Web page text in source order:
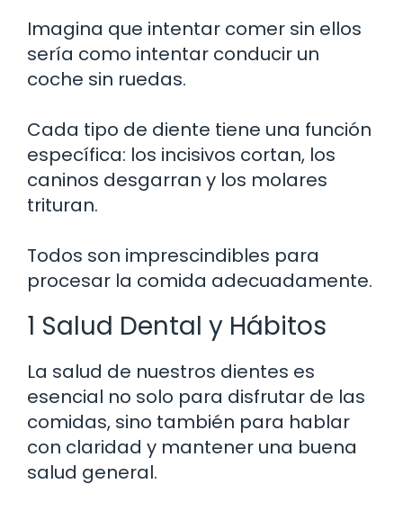
Imagina que intentar comer sin ellos
sería como intentar conducir un
coche sin ruedas.
Cada tipo de diente tiene una función
específica: los incisivos cortan, los
caninos desgarran y los molares
trituran.
Todos son imprescindibles para
procesar la comida adecuadamente.
1 Salud Dental y Hábitos
La salud de nuestros dientes es
esencial no solo para disfrutar de las
comidas, sino también para hablar
con claridad y mantener una buena
salud general.